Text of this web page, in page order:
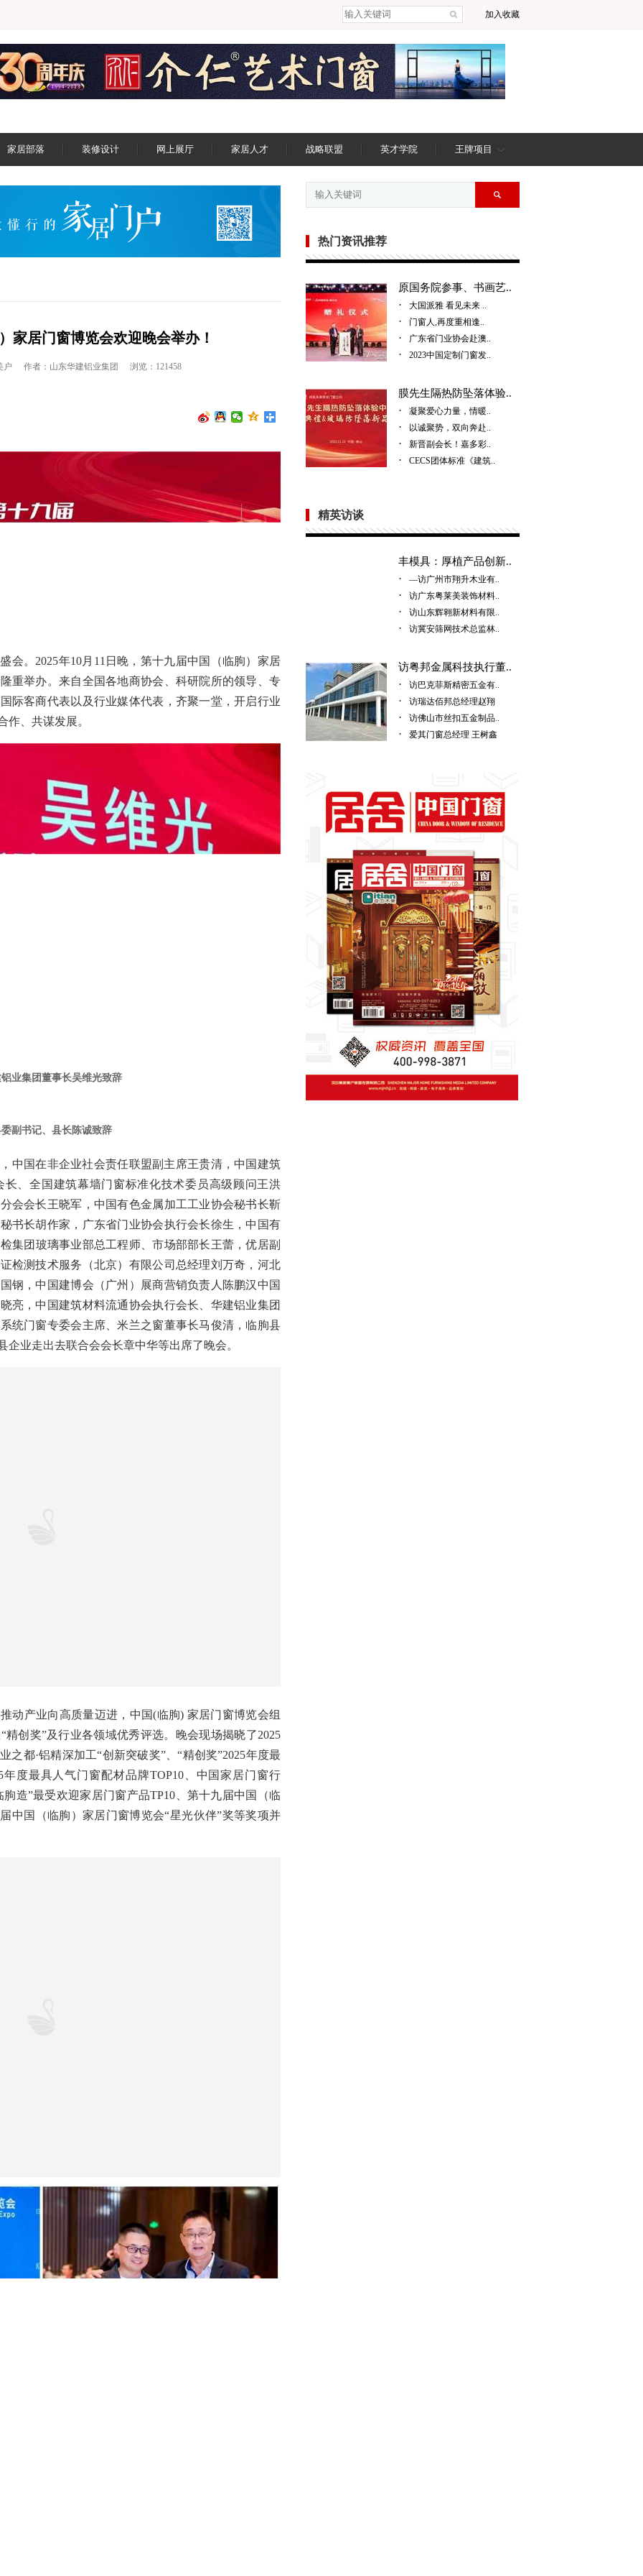
加入收藏
家居部落 装修设计 网上展厅 家居人才 战略联盟 英才学院 王牌项目
家居门窗博览会欢迎晚会举办！
户 作者：山东华建铝业集团 浏览：121458
会。2025年10月11日晚，第十九届中国（临朐）家居
重举办。来自全国各地商协会、科研院所的领导、专
际客商代表以及行业媒体代表，齐聚一堂，开启行业
作、共谋发展。
业集团董事长吴维光致辞
动产业向高质量迈进，中国(临朐) 家居门窗博览会组
创奖”及行业各领域优秀评选。晚会现场揭晓了2025
之都·铝精深加工“创新突破奖”、“精创奖”2025年度最
年度最具人气门窗配材品牌TOP10、中国家居门窗行
造”最受欢迎家居门窗产品TP10、第十九届中国（临
中国（临朐）家居门窗博览会“星光伙伴”奖等奖项并
热门资讯推荐
原国务院参事、书画艺..
·
大国派雅 看见未来 ..
· 门窗人,再度重相逢..
· 广东省门业协会赴澳..
· 2023中国定制门窗发..
膜先生隔热防坠落体验..
·
凝聚爱心力量，情暖..
· 以诚聚势，双向奔赴..
· 新晋副会长！嘉多彩..
· CECS团体标准《建筑..
精英访谈
丰模具：厚植产品创新..
·
—访广州市翔升木业有..
· 访广东粤莱美装饰材料..
· 访山东辉翱新材料有限..
· 访冀安筛网技术总监林..
访粤邦金属科技执行董..
·
访巴克菲斯精密五金有..
· 访瑞达佰邦总经理赵翔
· 访佛山市丝扣五金制品..
· 爱其门窗总经理 王树鑫